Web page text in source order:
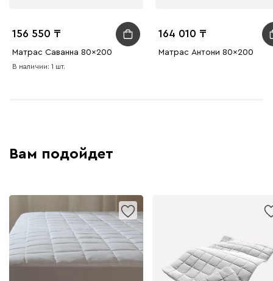
156 550
Матрас Саванна 80x200
В наличии: 1 шт.
164 010
Матрас Антони 80x200
Вам подойдет